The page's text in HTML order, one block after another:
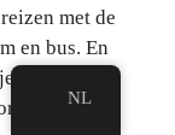
met de
en bus. En
meerdere
Zo heb
NL